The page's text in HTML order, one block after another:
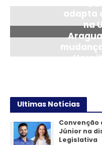
adapta
na
Ultimas Notícias
Convenção
Júnior na
Legislativa